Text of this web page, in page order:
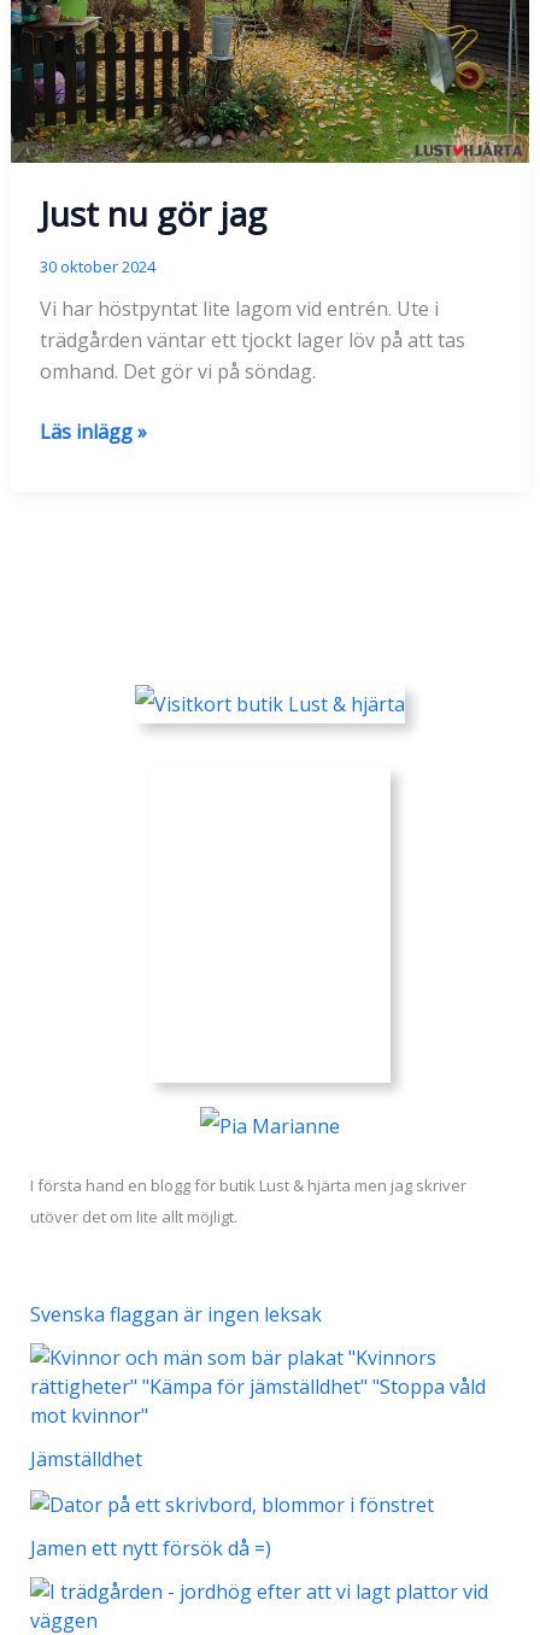
Just nu gör jag
30 oktober 2024
Vi har höstpyntat lite lagom vid entrén. Ute i
trädgården väntar ett tjockt lager löv på att tas
omhand. Det gör vi på söndag.
Just
Läs inlägg »
I första hand en blogg för butik Lust & hjärta men jag skriver
utöver det om lite allt möjligt.
Svenska flaggan är ingen leksak
Jämställdhet
Jamen ett nytt försök då =)